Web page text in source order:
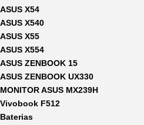
ASUS X54
ASUS X540
ASUS X55
ASUS X554
ASUS ZENBOOK 15
ASUS ZENBOOK UX330
MONITOR ASUS MX239H
Vivobook F512
Baterias